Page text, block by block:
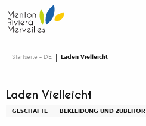
au
contenu
Startseite – DE Laden Vielleicht
Laden Vielleicht
GESCHÄFTE BEKLEIDUNG UND ZUBEHÖR